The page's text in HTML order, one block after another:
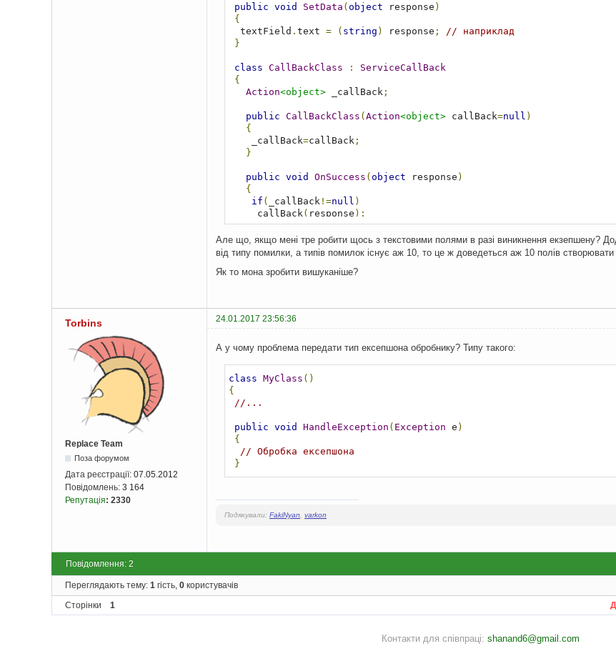
public void SetData ( object response )
{
  textField
. text = ( string ) response ;
// наприклад
}
class CallBackClass :
ServiceCallBack
{
Action<object> _callBack ;
public CallBackClass ( Action<object> callBack=null )
{
    _callBack
=callBack ;
}
public void OnSuccess ( object response )
{
if ( _callBack !=null )
    _callBack
( response );
}
public void OnException (Exception e ){}
}
Але що, якщо мені тре робити щось з текстовими полями в разі виникнення екзепшену?
від типу помилки, а типів помилок існує аж 10, то це ж доведеться аж 10 полів
Як то мона зробити вишуканіше?
Torbins 24.01.2017 23:56:36
Replace Team
Поза форумом
Дата реєстрації: 07.05.2012
Повідомлень: 3 164
Репутація: 2330
А у чому проблема передати тип ексепшона обробнику? Типу такого:
class MyClass ()
{
//...
public void HandleException ( Exception e )
{
// Обробка ексепшона
}
Подякували: FakiNyan varkon
Повідомлення: 2
Переглядають тему: 1 гість, 0 користувачів
Сторінки
1
Контакти для співпраці: shanand6@gmail.com